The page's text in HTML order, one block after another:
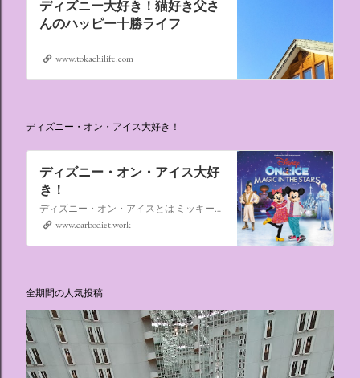
ディズニー大好き！猫好き父さ
んのハッピー十勝ライフ
www.tokachilife.com
ディズニー・オン・アイス大好き！
ディズニー・オン・アイス大好
き！
ディズニー・オン・アイスとは ミッキーマウスやミニーマウスをはじめ、たくさんのディズニーキャラクターが登場し、世代を超えて愛され続けている、氷の上のミュージカルショーです。
www.carbodiet.work
全期間の人気投稿